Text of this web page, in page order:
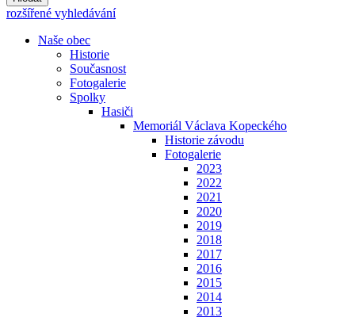
rozšířené vyhledávání
Naše obec
Historie
Současnost
Fotogalerie
Spolky
Hasiči
Memoriál Václava Kopeckého
Historie závodu
Fotogalerie
2023
2022
2021
2020
2019
2018
2017
2016
2015
2014
2013